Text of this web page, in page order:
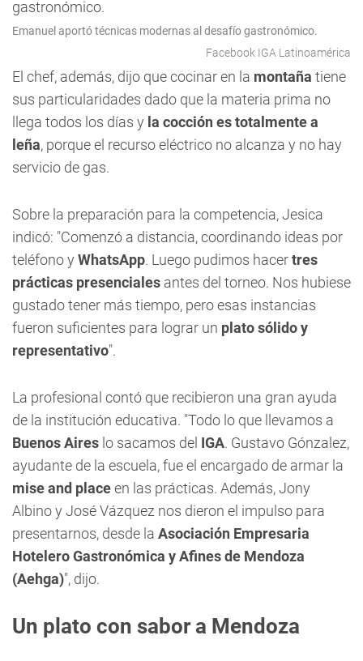
Emanuel aportó técnicas modernas al desafío gastronómico.
Facebook IGA Latinoamérica
El chef, además, dijo que cocinar en la montaña tiene
sus particularidades dado que la materia prima no
llega todos los días y la cocción es totalmente a
leña, porque el recurso eléctrico no alcanza y no hay
servicio de gas.
Sobre la preparación para la competencia, Jesica
indicó: "Comenzó a distancia, coordinando ideas por
teléfono y WhatsApp. Luego pudimos hacertres
prácticas presenciales antes del torneo. Nos hubiese
gustado tener más tiempo, pero esas instancias
fueron suficientes para lograr un plato sólido y
representativo".
La profesional contó que recibieron una gran ayuda
de la institución educativa. "Todo lo que llevamos a
Buenos Aires lo sacamos del IGA. Gustavo Gónzalez,
ayudante de la escuela, fue el encargado de armar la
mise and placeen las prácticas. Además, Jony
Albino y José Vázquez nos dieron el impulso para
presentarnos, desde la Asociación Empresaria
Hotelero Gastronómica y Afines de Mendoza
(Aehga)", dijo.
Un plato con sabor a Mendoza